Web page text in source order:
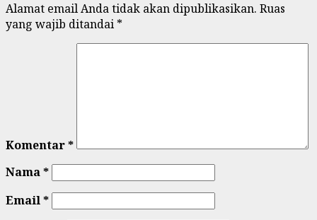
Alamat email Anda tidak akan dipublikasikan. Ruas
yang wajib ditandai *
Komentar*
Nama*
Email*